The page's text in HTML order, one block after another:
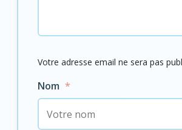
Votre adresse email ne sera pas
Nom *